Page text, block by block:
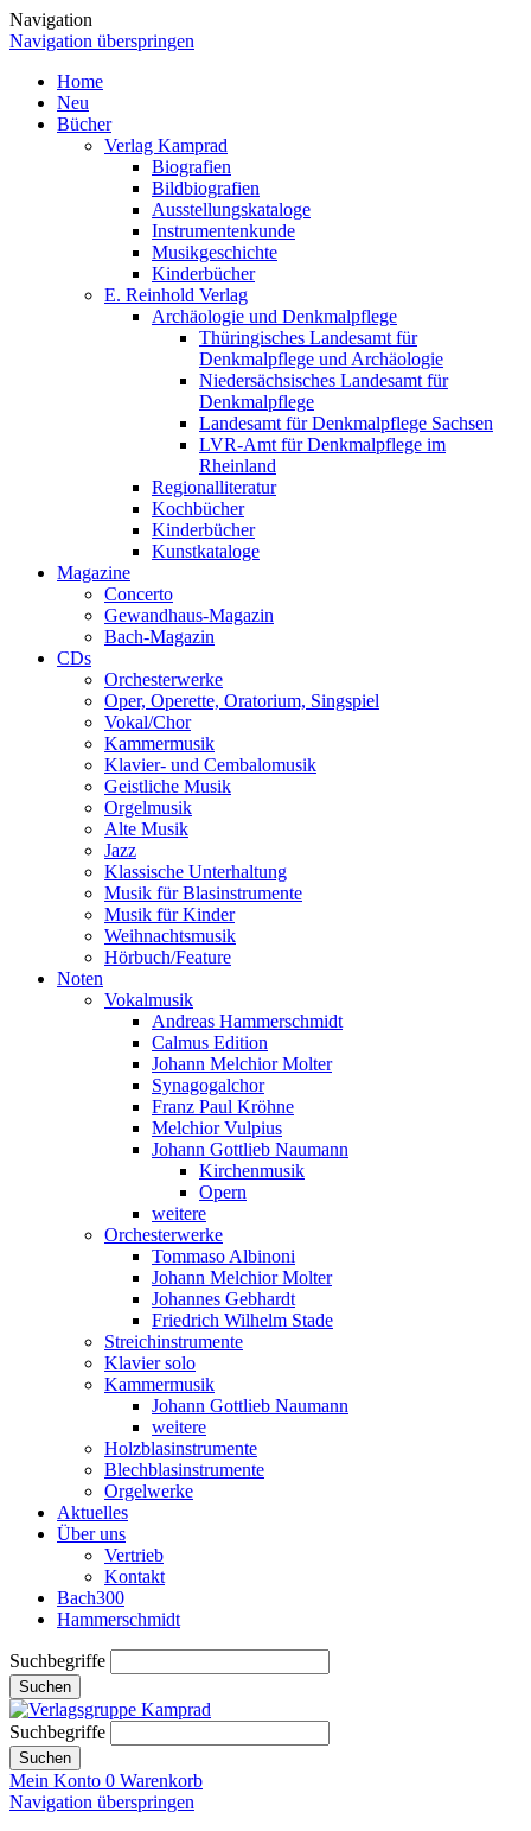
Navigation
Navigation überspringen
Home
Neu
Bücher
Verlag Kamprad
Biografien
Bildbiografien
Ausstellungskataloge
Instrumentenkunde
Musikgeschichte
Kinderbücher
E. Reinhold Verlag
Archäologie und Denkmalpflege
Thüringisches Landesamt für
Denkmalpflege und Archäologie
Niedersächsisches Landesamt für
Denkmalpflege
Landesamt für Denkmalpflege Sachsen
LVR-Amt für Denkmalpflege im
Rheinland
Regionalliteratur
Kochbücher
Kinderbücher
Kunstkataloge
Magazine
Concerto
Gewandhaus-Magazin
Bach-Magazin
CDs
Orchesterwerke
Oper, Operette, Oratorium, Singspiel
Vokal/Chor
Kammermusik
Klavier- und Cembalomusik
Geistliche Musik
Orgelmusik
Alte Musik
Jazz
Klassische Unterhaltung
Musik für Blasinstrumente
Musik für Kinder
Weihnachtsmusik
Hörbuch/Feature
Noten
Vokalmusik
Andreas Hammerschmidt
Calmus Edition
Johann Melchior Molter
Synagogalchor
Franz Paul Kröhne
Melchior Vulpius
Johann Gottlieb Naumann
Kirchenmusik
Opern
weitere
Orchesterwerke
Tommaso Albinoni
Johann Melchior Molter
Johannes Gebhardt
Friedrich Wilhelm Stade
Streichinstrumente
Klavier solo
Kammermusik
Johann Gottlieb Naumann
weitere
Holzblasinstrumente
Blechblasinstrumente
Orgelwerke
Aktuelles
Über uns
Vertrieb
Kontakt
Bach300
Hammerschmidt
Suchbegriffe
Suchen
Suchbegriffe
Suchen
Mein Konto 0 Warenkorb
Navigation überspringen